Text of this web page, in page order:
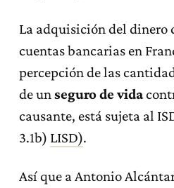
La adquisición del dinero
cuentas bancarias en
percepción de las
de unseguro de vida
causante, está sujeta al
3.1b) LISD).
Así que a Antonio